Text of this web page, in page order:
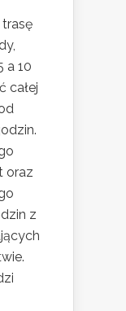
a 10
całej
oraz
z